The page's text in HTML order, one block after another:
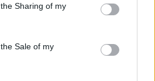
Sharing of my
Sale of myCLASSICA